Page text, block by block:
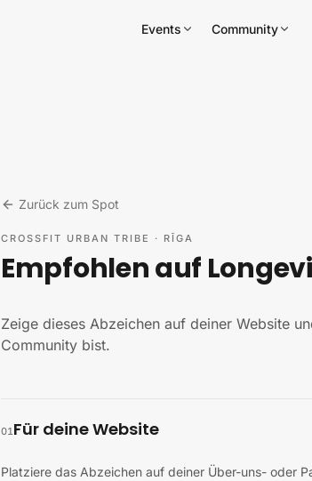
Events Community
Zurück zum Spot
CROSSFIT URBAN TRIBE · RĪGA
Empfohlen auf
Zeige dieses Abzeichen auf deiner Website
Community bist.
01Für deine Website
Platziere das Abzeichen auf deiner Über-uns- oder